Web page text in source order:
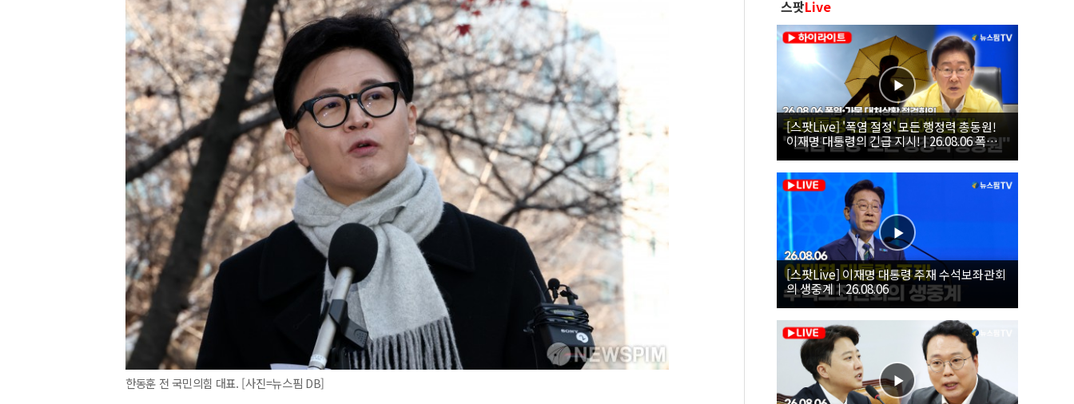
한동훈 전 국민의힘 대표. [사진=뉴스핌 DB]
스팟Live
[스팟Live] '폭염 절정' 모든 행정력 총동원!
이재명 대통령의 긴급 지시! | 26.08.06 폭염•
가뭄 대처상황 점검회의
[스팟Live] 이재명 대통령 주재 수석보좌관회
의 생중계｜26.08.06